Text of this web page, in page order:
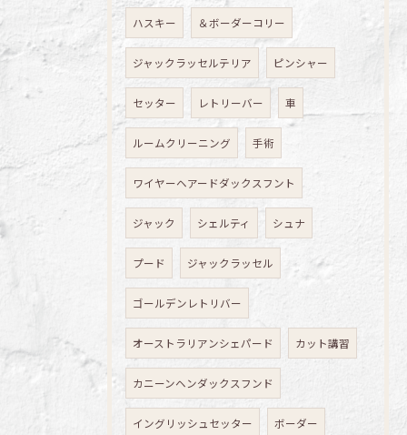
ハスキー ＆ボーダーコリー
ジャックラッセルテリア ピンシャー
セッター レトリーバー 車
ルームクリーニング 手術
ワイヤーヘアードダックスフント
ジャック シェルティ シュナ
プード ジャックラッセル
ゴールデンレトリバー
オーストラリアンシェパード カット講習
カニーンヘンダックスフンド
イングリッシュセッター ボーダー